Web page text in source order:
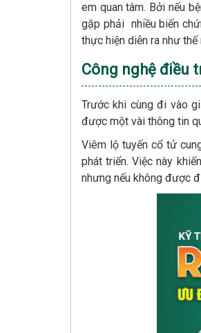
em quan tâm. Bởi nếu
gặp phải nhiều biến
thực hiện diễn ra như
Công nghệ điều
Trước khi cùng đi vào
được một vài thông tin
Viêm lộ tuyến cổ tử
phát triển. Việc này
nhưng nếu không được